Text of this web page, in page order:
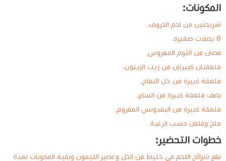
المكونات:
شريحتين من لحم الخروف.
6 بصلات صغيرة.
فصان من الثوم المهروس.
ملعقتان كبيرتان من زيت الزيتون.
ملعقة كبيرة من خل التفاح.
نصف ملعقة كبيرة من السكر.
ملعقة كبيرة من البقدونس المفروم.
ملح وفلفل حسب الرغبة.
خطوات التحضير:
نقع شرائح اللحم في خليط من الخل وعصير الليمون وبقية المكونات لمدة